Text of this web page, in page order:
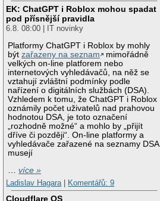
EK: ChatGPT i Roblox mohou spadat
pod přísnější pravidla
6.8. 08:00 | IT novinky
Platformy ChatGPT i Roblox by mohly
býtzařazeny na seznam
mimořádně
velkých on-line platforem nebo
internetových vyhledávačů, na něž se
vztahují zvláštní podmínky podle
nařízení o digitálních službách (DSA).
Vzhledem k tomu, že ChatGPT i Roblox
oznámily počet uživatelů nad prahovou
hodnotou DSA, je toto označení
„rozhodně možné“ a mohlo by „přijít
dříve či později“. On-line platformy a
vyhledávače zařazené na seznamy DSA
musejí
…více »
Ladislav Hagara| Komentářů: 9
Cloudflare OS